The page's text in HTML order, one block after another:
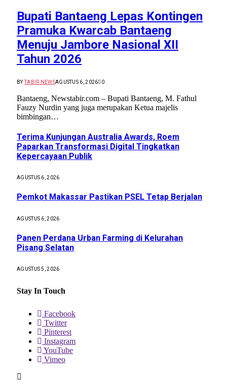
Bupati Bantaeng Lepas Kontingen
Pramuka Kwarcab Bantaeng
Menuju Jambore Nasional XII
Tahun 2026
BY TABIR NEWSAGUSTUS 6, 2026 0
Bantaeng, Newstabir.com – Bupati Bantaeng, M. Fathul
Fauzy Nurdin yang juga merupakan Ketua majelis
bimbingan…
Terima Kunjungan Australia Awards, Roem
Paparkan Transformasi Digital Tingkatkan
Kepercayaan Publik
AGUSTUS 6, 2026
Pemkot Makassar Pastikan PSEL Tetap Berjalan
AGUSTUS 6, 2026
Panen Perdana Urban Farming di Kelurahan
Pisang Selatan
AGUSTUS 5, 2026
Stay In Touch
Facebook
Twitter
Pinterest
Instagram
YouTube
Vimeo